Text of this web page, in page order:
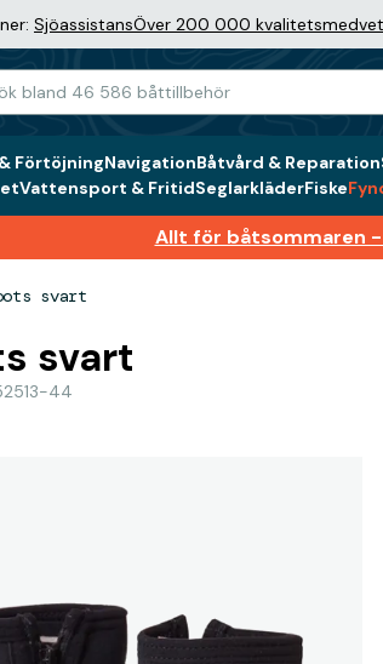
SjöassistansÖver 200 000
FörtöjningNavigationBåtvård & Reparation
Vattensport & FritidSeglarkläderFiske
Allt för båtsommaren
svart
svart
44